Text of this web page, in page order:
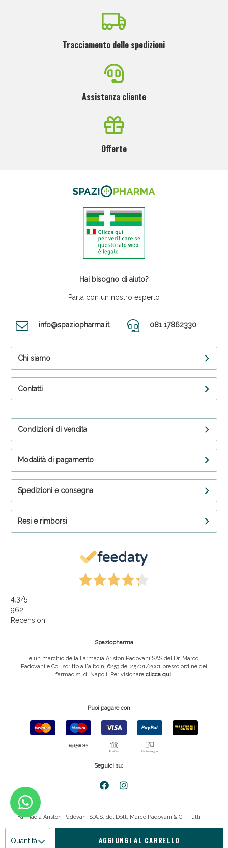
Quantità AGGIUNGI AL CARRELLO
Tracciamento delle spedizioni
Assistenza cliente
Offerte
Hai bisogno di aiuto?
Parla con un nostro esperto
info@spaziopharma.it 081 17862330
Chi siamo
Contatti
Condizioni di vendita
Modalità di pagamento
Spedizioni e consegna
Resi e rimborsi
4,3/5
962
Recensioni
Spaziopharma
è un marchio della Farmacia Ariston Padovani SAS del Dr. Marco
Padovani e Co, iscritto all'albo n. 6253 del 25/01/2001 presso ordine dei
farmacisti di Napoli. Per visionare clicca qui.
Puoi pagare con
Seguici su:
Farmacia Ariston Padovani S.A.S. del Dott. Marco Padovani & C. | Tutti i
Privacy policy emmemedia